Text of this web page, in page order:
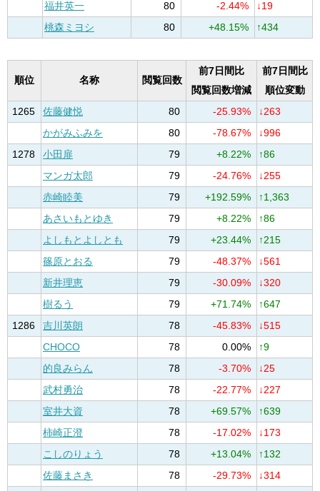
福井英一
80 -2.44%
↓19
桃森ミヨシ
80 +48.15% ↑434
順位 名称 閲覧回数
前7日間比
閲覧回数増減
前7日間比
順位変動
1265
佐藤健悦 80 -25.93%
↓263
かがみふみを
80 -78.67%
↓996
1278
小田扉 79 +8.22%
↑86
マンガ太郎
79 -24.76%
↓255
赤崎睦美
79 +192.59%
↑1,363
あさいもとゆき
79 +8.22%
↑86
よしもとよしとも
79 +23.44%
↑215
篠原とおる
79 -48.37%
↓561
新井理恵
79 -30.09%
↓320
樹るう
79 +71.74%
↑647
1286
吉川英朗 78 -45.83%
↓515
CHOCO
78 0.00%
↑9
的良みらん
78 -3.70%
↓25
武村勇治
78 -22.77%
↓227
室井大資
78 +69.57%
↑639
柿崎正澄
78 -17.02%
↓173
こしのりょう
78 +13.04%
↑132
佐藤まさき
78 -29.73%
↓314